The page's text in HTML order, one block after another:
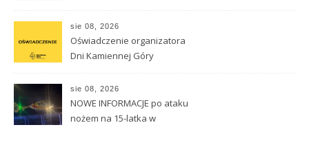
sie 08, 2026
Oświadczenie organizatora
Dni Kamiennej Góry
sie 08, 2026
NOWE INFORMACJE po ataku
nożem na 15-latka w